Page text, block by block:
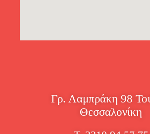
Γρ. Λαμπράκη 98
Θεσσαλονίκη